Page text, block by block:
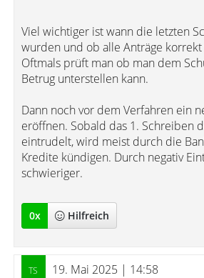
Viel wichtiger ist wann die letzten
wurden und ob alle Anträge korrekt
Oftmals prüft man ob man dem
Betrug unterstellen kann.
Dann noch vor dem Verfahren ein
eröffnen. Sobald das 1. Schreiben
eintrudelt, wird meist durch die
Kredite kündigen. Durch negativ
schwieriger.
0x Hilfreich
19. Mai 2025 | 14:58